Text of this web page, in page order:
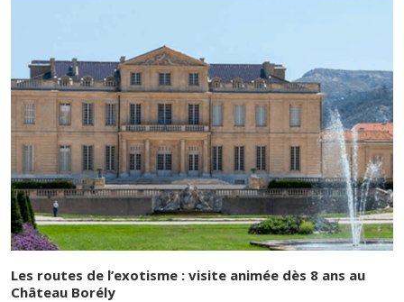
Les routes de l’exotisme : visite animée dès 8 ans au
Château Borély